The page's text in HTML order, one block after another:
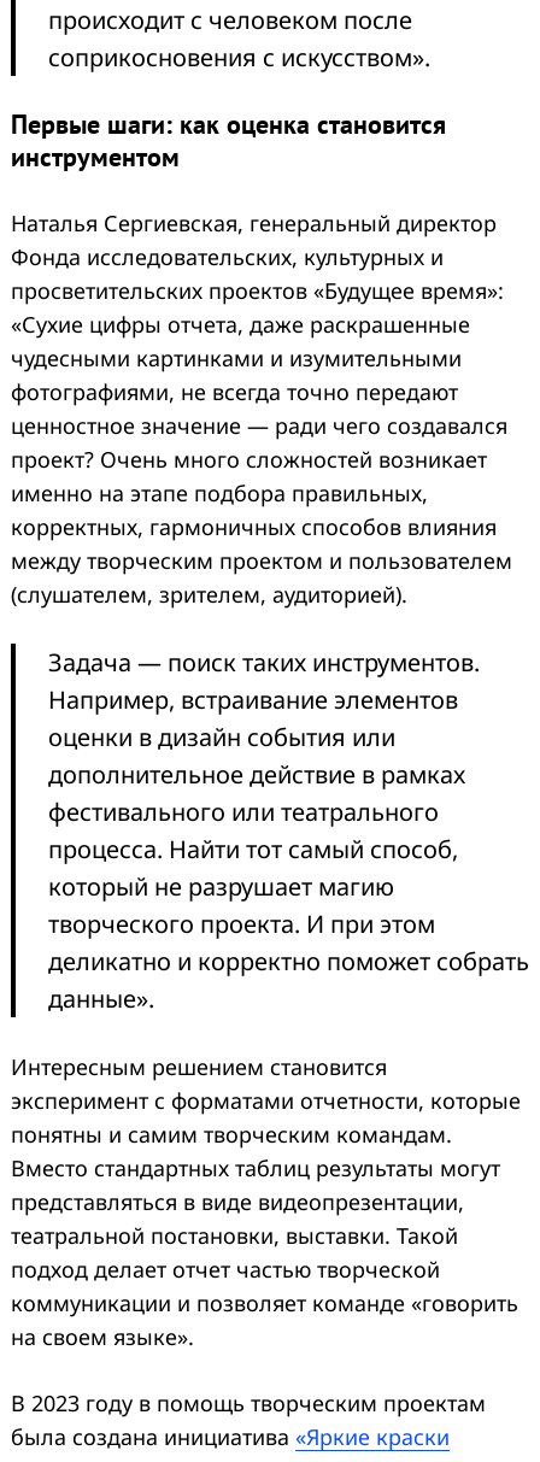
происходит с человеком после
соприкосновения с искусством».
Первые шаги: как оценка становится
инструментом
Наталья Сергиевская, генеральный директор
Фонда исследовательских, культурных и
просветительских проектов «Будущее время»:
«Сухие цифры отчета, даже раскрашенные
чудесными картинками и изумительными
фотографиями, не всегда точно передают
ценностное значение — ради чего создавался
проект? Очень много сложностей возникает
именно на этапе подбора правильных,
корректных, гармоничных способов влияния
между творческим проектом и пользователем
(слушателем, зрителем, аудиторией).
Задача — поиск таких инструментов.
Например, встраивание элементов
оценки в дизайн события или
дополнительное действие в рамках
фестивального или театрального
процесса. Найти тот самый способ,
который не разрушает магию
творческого проекта. И при этом
деликатно и корректно поможет собрать
данные».
Интересным решением становится
эксперимент с форматами отчетности, которые
понятны и самим творческим командам.
Вместо стандартных таблиц результаты могут
представляться в виде видеопрезентации,
театральной постановки, выставки. Такой
подход делает отчет частью творческой
коммуникации и позволяет команде «говорить
на своем языке».
В 2023 году в помощь творческим проектам
была создана инициатива «Яркие краски